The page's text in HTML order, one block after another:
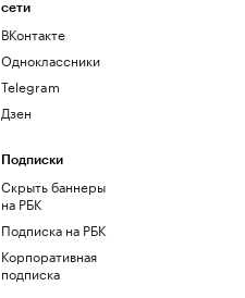
сети
ВКонтакте
Одноклассники
Telegram
Дзен
Подписки
Скрыть баннеры
на РБК
Подписка на РБК
Корпоративная
подписка